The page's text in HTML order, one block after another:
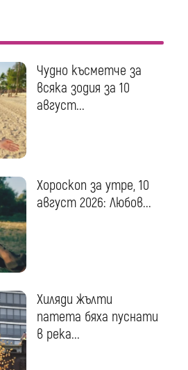
Чудно късметче за
всяка зодия за 10
август...
Хороскоп за утре, 10
август 2026: Любов...
Хиляди жълти
патета бяха пуснати
в река...